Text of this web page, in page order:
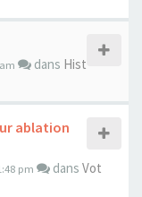
dans Hist
ablation
pm dans Vot